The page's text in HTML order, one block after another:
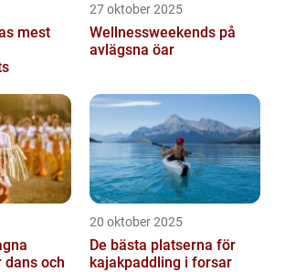
mest
27 oktober 2025
Wellnessweekends på
avlägsna öar
och
20 oktober 2025
De bästa platserna för
kajakpaddling i forsar